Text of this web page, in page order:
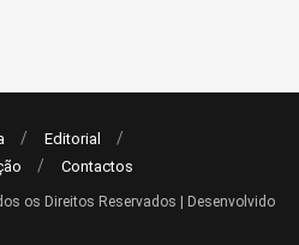
Editorial
Contactos
os Direitos Reservados | Desenvolvido